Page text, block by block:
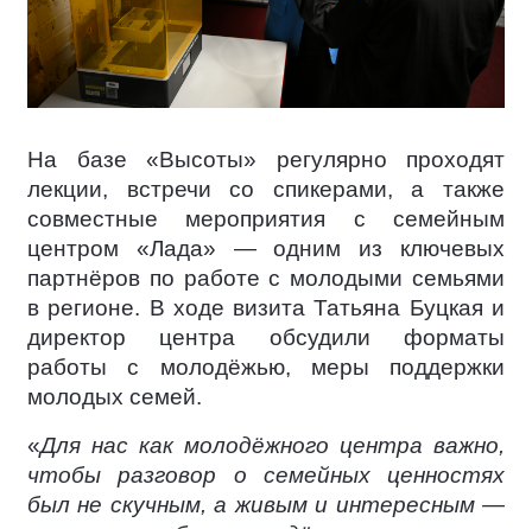
На базе «Высоты» регулярно проходят
лекции, встречи со спикерами, а также
совместные мероприятия с семейным
центром «Лада» — одним из ключевых
партнёров по работе с молодыми семьями
в регионе. В ходе визита Татьяна Буцкая и
директор центра обсудили форматы
работы с молодёжью, меры поддержки
молодых семей.
«Для нас как молодёжного центра важно,
чтобы разговор о семейных ценностях
был не скучным, а живым и интересным —